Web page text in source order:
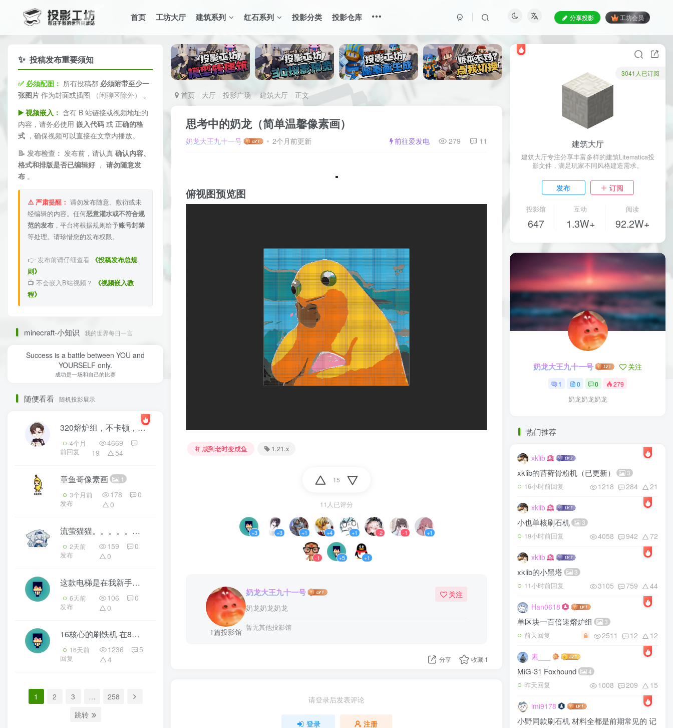
首页 工坊大厅 建筑系列 红石系列 投影分类 投影仓库 分享投影 工坊会员
✨ 投稿发布重要须知
✅ 必须配图： 所有投稿都 必须附带至少一
张图片 作为封面或插图 （闲聊区除外） 。
▶️ 视频嵌入： 含有 B 站链接或视频地址的
内容，请务必使用 嵌入代码 或 正确的格
式 ，确保视频可以直接在文章内播放。
📝 发布检查： 发布前，请认真 确认内容、
格式和排版是否已编辑好 ， 请勿随意发
布 。
⚠️ 严肃提醒： 请勿发布随意、敷衍或未
经编辑的内容。任何恶意灌水或不符合规
范的发布 ，平台将根据规则给予账号封禁
等处理。请珍惜您的发布权限。
👉 发布前请仔细查看 《投稿发布总规
则》
📺 不会嵌入B站视频？
《视频嵌入教
程》
minecraft-小知识 我的世界每日一言
Success is a battle between YOU and
YOURSELF only.
成功是一场和自己的比赛
随便看看 随机投影展示
320熔炉组，不卡顿，不漏料，开机前补充一次燃料，够烧好久，不用担心没燃料啦
4个月
前回复
4669
19
54
章鱼哥像素画 1
3个月前
发布
178
0
0
流萤猫猫。。。。。。。。
2天前
发布
159
0
0
这款电梯是在我新手时设计的但各个方面都还行能够简单的进行选层
6天前
发布
106
0
0
16核心的刷铁机 在8核心原有的基础上再加盖一层8核心的 含收集跟分类
16天前
回复
1236
5
4
1 2 3 …
258
跳转
首页 大厅 投影广场 建筑大厅 正文
思考中的奶龙（简单温馨像素画）
奶龙大王九十一号 2个月前更新 前往爱发电 279 11
俯视图预览图
咸到老时变成鱼 1.21.x
15
11人已评分
+3 +3 +1 +4 +1 -2 -1 +1
-1 +5 +1
1篇投影馆
奶龙大王九十一号
奶龙奶龙奶龙
关注
暂无其他投影馆
分享 收藏 1
请登录后发表评论
登录 注册
3041人已订阅
建筑大厅
建筑大厅专注分享丰富多样的建筑Litematica投
影文件，满足玩家不同风格建造需求。
发布 订阅
投影馆
647
互动
1.3W+
阅读
92.2W+
奶龙大王九十一号 关注
1 0 0 279
奶龙奶龙奶龙
热门推荐
xklib
xklib的苔藓骨粉机（已更新） 3
16小时前回复 1218 284 21
xklib
小也单核刷石机 3
19小时前回复 4058 942 72
xklib
xklib的小黑塔 3
11小时前回复 3105 759 44
Han0618
单区块一百倍速熔炉组 3
前天回复 2511 12 12
素___
MiG-31 Foxhound 4
昨天回复 1008 209 15
imi9178
小野同款刷石机 材料全都是前期常见的 记